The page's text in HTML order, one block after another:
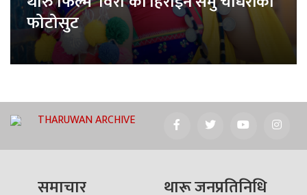
फोटोसुट
THARUWAN ARCHIVE
समाचार थारू जनप्रतिनिधि